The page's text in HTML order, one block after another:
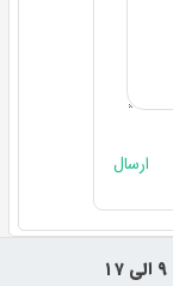
ارسال